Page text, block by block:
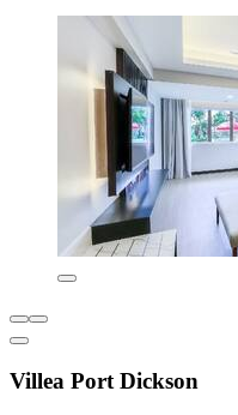
Villea Port Dickson